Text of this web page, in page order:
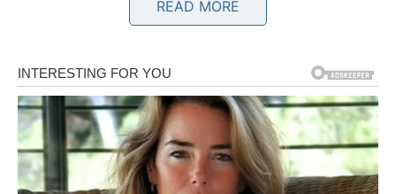
RAK – sudbinski susret ili
povratak iz prošlosti
READ MORE